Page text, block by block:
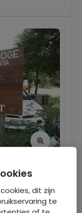
Mount
dit zijn
te